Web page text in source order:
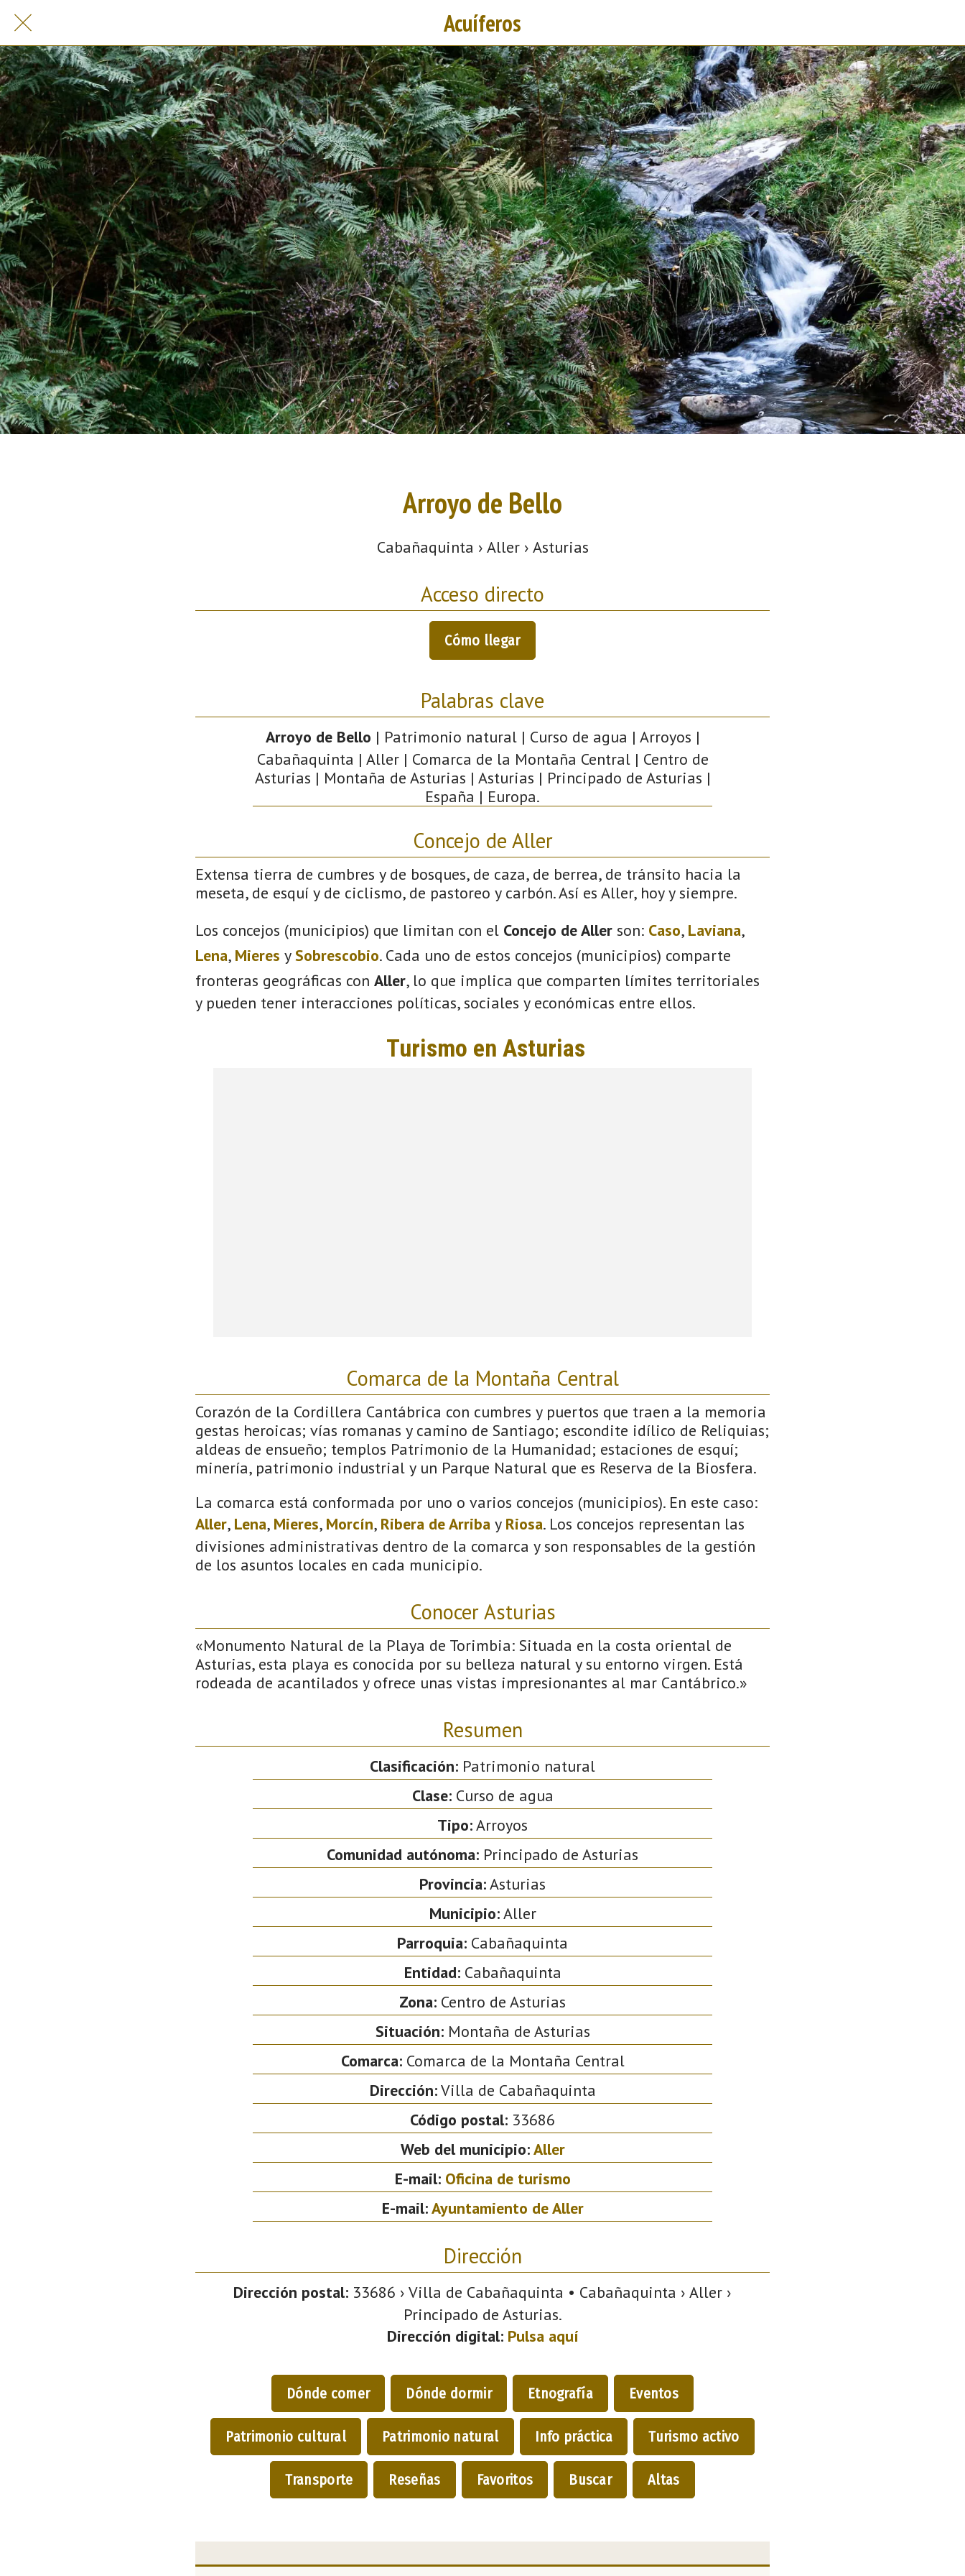
Acuíferos
Arroyo de Bello
Cabañaquinta › Aller › Asturias
Acceso directo
Cómo llegar
Palabras clave
Arroyo de Bello | Patrimonio natural | Curso de agua | Arroyos |
Cabañaquinta | Aller | Comarca de la Montaña Central | Centro de
Asturias | Montaña de Asturias | Asturias | Principado de Asturias |
España | Europa.
Concejo de Aller
Extensa tierra de cumbres y de bosques, de caza, de berrea, de tránsito hacia la
meseta, de esquí y de ciclismo, de pastoreo y carbón. Así es Aller, hoy y siempre.
Los concejos (municipios) que limitan con el Concejo de Aller son: Caso, Laviana,
Lena, Mieres ySobrescobio. Cada uno de estos concejos (municipios) comparte
fronteras geográficas con Aller, lo que implica que comparten límites territoriales
y pueden tener interacciones políticas, sociales y económicas entre ellos.
Comarca de la Montaña Central
Corazón de la Cordillera Cantábrica con cumbres y puertos que traen a la memoria
gestas heroicas; vías romanas y camino de Santiago; escondite idílico de Reliquias;
aldeas de ensueño; templos Patrimonio de la Humanidad; estaciones de esquí;
minería, patrimonio industrial y un Parque Natural que es Reserva de la Biosfera.
La comarca está conformada por uno o varios concejos (municipios). En este caso:
Aller, Lena, Mieres, Morcín, Ribera de Arriba y Riosa. Los concejos representan las
divisiones administrativas dentro de la comarca y son responsables de la gestión
de los asuntos locales en cada municipio.
Conocer Asturias
«Monumento Natural de la Playa de Torimbia: Situada en la costa oriental de
Asturias, esta playa es conocida por su belleza natural y su entorno virgen. Está
rodeada de acantilados y ofrece unas vistas impresionantes al mar Cantábrico.»
Resumen
Clasificación: Patrimonio natural
Clase:Curso de agua
Tipo:Arroyos
Comunidad autónoma: Principado de Asturias
Provincia:Asturias
Municipio:Aller
Parroquia: Cabañaquinta
Entidad:Cabañaquinta
Zona: Centro de Asturias
Situación:Montaña de Asturias
Comarca:Comarca de la Montaña Central
Dirección:Villa de Cabañaquinta
Código postal: 33686
Web del municipio:Aller
E-mail: Oficina de turismo
E-mail:Ayuntamiento de Aller
Dirección
Dirección postal: 33686 › Villa de Cabañaquinta • Cabañaquinta › Aller ›
Principado de Asturias.
Dirección digital: Pulsa aquí
Dónde comer Dónde dormir Etnografía Eventos
Patrimonio cultural Patrimonio natural Info práctica Turismo activo
Transporte Reseñas Favoritos Buscar Altas